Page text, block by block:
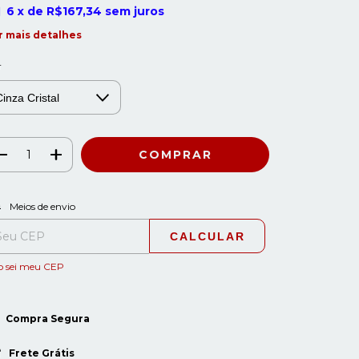
6 x de R$167,34 sem juros
mais detalhes
para o CEP:
Meios de envio
CALCULAR
sei meu CEP
Compra Segura
Frete Grátis